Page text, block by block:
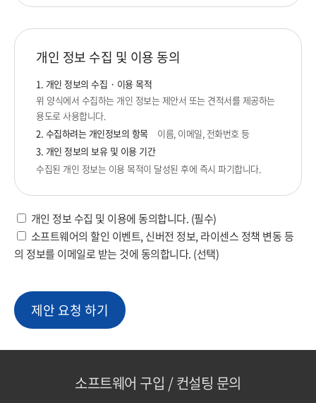
개인 정보 수집 및 이용 동의
1. 개인 정보의 수집 · 이용 목적
위 양식에서 수집하는 개인 정보는 제안서 또는 견적서를 제공하는
용도로 사용합니다.
2. 수집하려는 개인정보의 항목
이름, 이메일, 전화번호 등
3. 개인 정보의 보유 및 이용 기간
수집된 개인 정보는 이용 목적이 달성된 후에 즉시 파기합니다.
개인 정보 수집 및 이용에 동의합니다. (필수)
소프트웨어의 할인 이벤트, 신버전 정보, 라이센스 정책 변동 등
의 정보를 이메일로 받는 것에 동의합니다. (선택)
소프트웨어 구입 / 컨설팅 문의